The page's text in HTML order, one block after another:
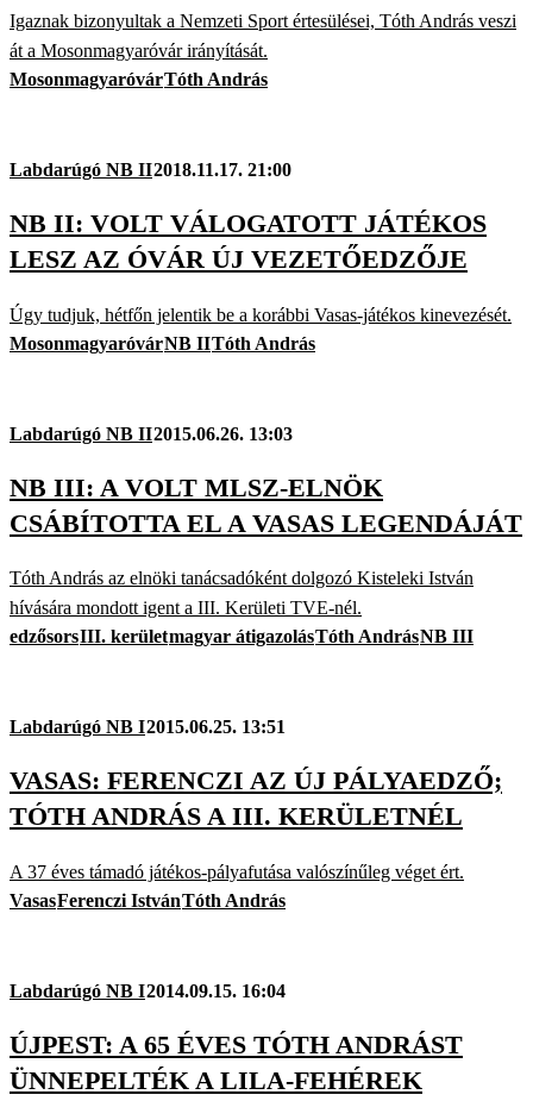
Igaznak bizonyultak a Nemzeti Sport értesülései, Tóth András veszi
át a Mosonmagyaróvár irányítását.
MosonmagyaróvárTóth András
Labdarúgó NB II2018.11.17. 21:00
NB II: VOLT VÁLOGATOTT JÁTÉKOS
LESZ AZ ÓVÁR ÚJ VEZETŐEDZŐJE
Úgy tudjuk, hétfőn jelentik be a korábbi Vasas-játékos kinevezését.
MosonmagyaróvárNB IITóth András
Labdarúgó NB II2015.06.26. 13:03
NB III: A VOLT MLSZ-ELNÖK
CSÁBÍTOTTA EL A VASAS LEGENDÁJÁT
Tóth András az elnöki tanácsadóként dolgozó Kisteleki István
hívására mondott igent a III. Kerületi TVE-nél.
edzősorsIII. kerületmagyar átigazolásTóth AndrásNB III
Labdarúgó NB I2015.06.25. 13:51
VASAS: FERENCZI AZ ÚJ PÁLYAEDZŐ;
TÓTH ANDRÁS A III. KERÜLETNÉL
A 37 éves támadó játékos-pályafutása valószínűleg véget ért.
VasasFerenczi IstvánTóth András
Labdarúgó NB I2014.09.15. 16:04
ÚJPEST: A 65 ÉVES TÓTH ANDRÁST
ÜNNEPELTÉK A LILA-FEHÉREK